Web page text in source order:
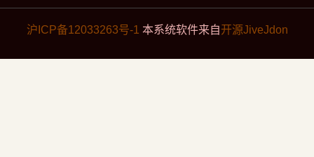
沪ICP备12033263号-1 本系统软件来自开源JiveJdon